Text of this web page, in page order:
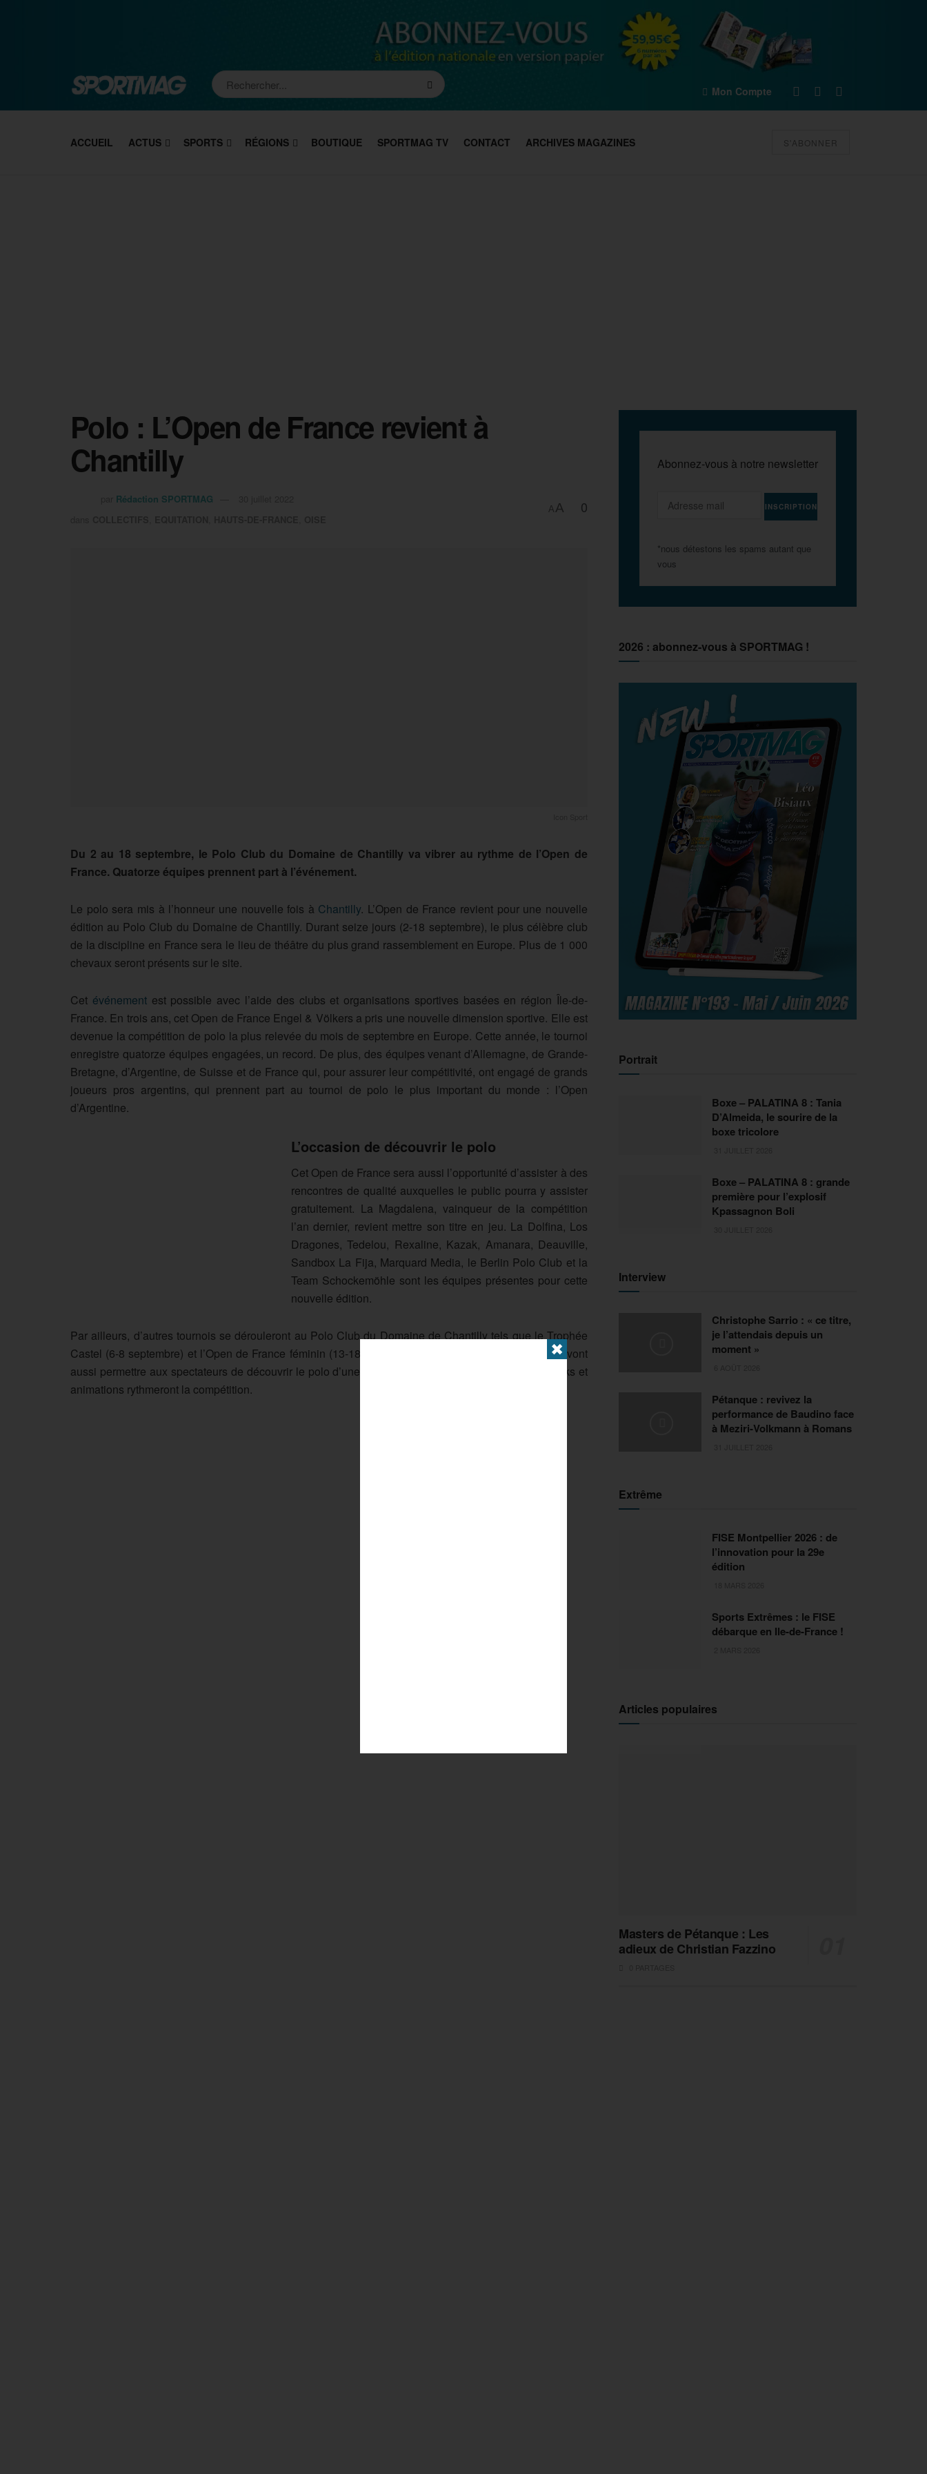
Mon Compte
ACCUEIL ACTUS SPORTS RÉGIONS BOUTIQUE SPORTMAG TV CONTACT ARCHIVES MAGAZINES S'ABONNER
Polo : L’Open de France revient à
Chantilly
Rédaction SPORTMAG
A A 0
Du 2 au 18 septembre, le Polo Club du Domaine de Chantilly va vibrer au rythme de l’Open de
France. Quatorze équipes prennent part à l’événement.
Le polo sera mis à l’honneur une nouvelle fois à Chantilly. L’Open de France revient pour une nouvelle
édition au Polo Club du Domaine de Chantilly. Durant seize jours (2-18 septembre), le plus célèbre club
de la discipline en France sera le lieu de théâtre du plus grand rassemblement en Europe. Plus de 1 000
chevaux seront présents sur le site.
Cet événementest possible avec l’aide des clubs et organisations sportives basées en région Île-de-
France. En trois ans, cet Open de France Engel & Völkers a pris une nouvelle dimension sportive. Elle est
devenue la compétition de polo la plus relevée du mois de septembre en Europe. Cette année, le tournoi
enregistre quatorze équipes engagées, un record. De plus, des équipes venant d’Allemagne, de Grande-
Bretagne, d’Argentine, de Suisse et de France qui, pour assurer leur compétitivité, ont engagé de grands
joueurs pros argentins, qui prennent part au tournoi de polo le plus important du monde : l’Open
d’Argentine.
L’occasion de découvrir le polo
Cet Open de France sera aussi l’opportunité d’assister à des
rencontres de qualité auxquelles le public pourra y assister
gratuitement. La Magdalena, vainqueur de la compétition
l’an dernier, revient mettre son titre en jeu. La Dolfina, Los
Dragones, Tedelou, Rexaline, Kazak, Amanara, Deauville,
Sandbox La Fija, Marquard Media, le Berlin Polo Club et la
Team Schockemöhle sont les équipes présentes pour cette
nouvelle édition.
Par ailleurs, d’autres tournois se dérouleront au Polo Club du Domaine de Chantilly tels que le Trophée
Castel (6-8 septembre) et l’Open de France féminin (13-18 septembre). Ces divers rassemblements vont
aussi permettre aux spectateurs de découvrir le polo d’une autre manière. Des stands, des food-trucks et
animations rythmeront la compétition.
Abonnez-vous à notre newsletter
*nous détestons les spams autant que
vous
2026 : abonnez-vous à SPORTMAG !
Portrait
Boxe – PALATINA 8 : Tania
D’Almeida, le sourire de la
boxe tricolore
Boxe – PALATINA 8 : grande
première pour l’explosif
Kpassagnon Boli
Interview
Christophe Sarrio : « ce titre,
je l’attendais depuis un
moment »
Pétanque : revivez la
performance de Baudino face
à Meziri-Volkmann à Romans
Extrême
FISE Montpellier 2026 : de
l’innovation pour la 29e
édition
Sports Extrêmes : le FISE
débarque en Ile-de-France !
Articles populaires
Masters de Pétanque : Les
adieux de Christian Fazzino
✖